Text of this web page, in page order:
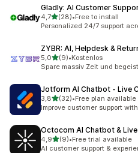
Gladly: AI Customer
4,7av 5 stjerner
(28)
Totalt 28 omtaler
•Free to install
Personalized 24/7 support
ZYBR: AI, Helpdesk &
5,0av 5 stjerner
(9)
Totalt 9 omtaler
•Kostenlos
Spare massiv Zeit und
Jotform AI Chatbot ‑ Live
3,8av 5 stjerner
(32)
Totalt 32 omtaler
•Free plan available
Improve customer support
Octocom AI Chatbot &
4,9av 5 stjerner
(9)
Totalt 9 omtaler
•Free trial available
AI customer support &